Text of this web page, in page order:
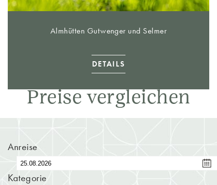
Almhütten Gutwenger und Selmer
DETAILS
Preise vergleichen
Anreise
Kategorie